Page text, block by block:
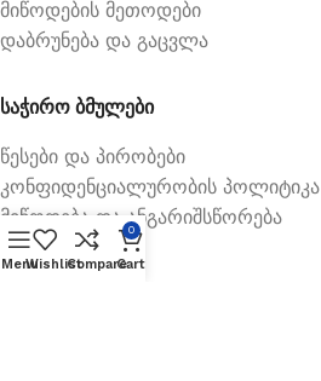
მიწოდების მეთოდები
დაბრუნება და გაცვლა
საჭირო ბმულები
წესები და პირობები
კონფიდენციალურობის პოლიტიკა
მიწოდება და ანგარიშსწორება
MenuWishlistCompare
0
Cart